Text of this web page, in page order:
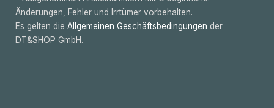
Änderungen, Fehler und Irrtümer vorbehalten.
Es gelten die Allgemeinen Geschäftsbedingungen der
DT&SHOP GmbH.